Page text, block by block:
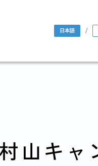
日本語 /
山キャ